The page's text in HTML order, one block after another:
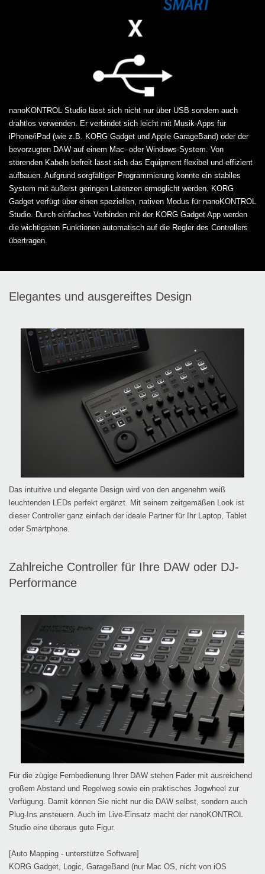
nanoKONTROL Studio lässt sich nicht nur über USB sondern auch
drahtlos verwenden. Er verbindet sich leicht mit Musik-Apps für
iPhone/iPad (wie z.B. KORG Gadget und Apple GarageBand) oder der
bevorzugten DAW auf einem Mac- oder Windows-System. Von
störenden Kabeln befreit lässt sich das Equipment flexibel und effizient
aufbauen. Aufgrund sorgfältiger Programmierung konnte ein stabiles
System mit äußerst geringen Latenzen ermöglicht werden. KORG
Gadget verfügt über einen speziellen, nativen Modus für nanoKONTROL
Studio. Durch einfaches Verbinden mit der KORG Gadget App werden
die wichtigsten Funktionen automatisch auf die Regler des Controllers
übertragen.
Elegantes und ausgereiftes Design
Das intuitive und elegante Design wird von den angenehm weiß
leuchtenden LEDs perfekt ergänzt. Mit seinem zeitgemäßen Look ist
dieser Controller ganz einfach der ideale Partner für Ihr Laptop, Tablet
oder Smartphone.
Zahlreiche Controller für Ihre DAW oder DJ-
Performance
Für die zügige Fernbedienung Ihrer DAW stehen Fader mit ausreichend
großem Abstand und Regelweg sowie ein praktisches Jogwheel zur
Verfügung. Damit können Sie nicht nur die DAW selbst, sondern auch
Plug-Ins ansteuern. Auch im Live-Einsatz macht der nanoKONTROL
Studio eine überaus gute Figur.
[Auto Mapping - unterstütze Software]
KORG Gadget, Logic, GarageBand (nur Mac OS, nicht von iOS